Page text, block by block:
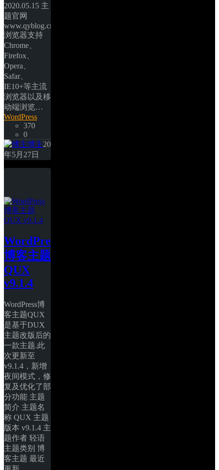
2020.05.15 主
题官网
www.qyblog.cn
浏览器支持
Chrome、
Firefox、
Opera、
Safar、
IE10+等主流
浏览器以及移
动端浏览…
WordPress
370
0
博主20
年5月27日
WordPress
博客主题
QUX
v9.1.4
WordPress博
客主题QUX
是基于DUX
主题改版后的
一款主题.此
次更新至
v9.1.4，新增
夜间模式，修
复及优化了部
分功能 主题
简介 主题名
称 QUX 主题
版本 v9.1.4 主
题作者 轻语
主题类别 博
客主题 最近